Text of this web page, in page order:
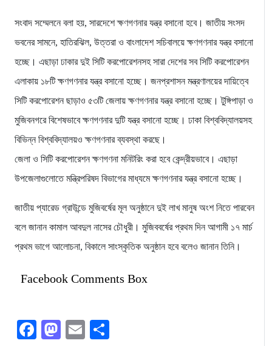
সংবাদ সম্মেলনে বলা হয়, সারদেশে ক্ষণগণনার যন্ত্র বসানো হবে। জাতীয় সংসদ
ভবনের সামনে, হাতিরঝিল, উত্তরা ও বাংলাদেশ সচিবালয়ে ক্ষণগণনার যন্ত্র বসানো
হচ্ছে। এছাড়া ঢাকার দুই সিটি করপোরেশনসহ সারা দেশের সব সিটি করপোরেশন
এলাকায় ১৮টি ক্ষণগণনার যন্ত্র বসানো হচ্ছে। জনপ্রশাসন মন্ত্রণালয়ের দায়িত্বে
সিটি করপোরেশন ছাড়াও ৫৩টি জেলায় ক্ষণগণনার যন্ত্র বসানো হচ্ছে। টুঙ্গিপাড়া ও
মুজিবনগরে বিশেষভাবে ক্ষণগণনার দুটি যন্ত্র বসানো হচ্ছে। ঢাকা বিশ্ববিদ্যালয়সহ
বিভিন্ন বিশ্ববিদ্যালয়ও ক্ষণগণনার ব্যবস্থা করছে।
জেলা ও সিটি করপোরেশন ক্ষণগণনা মনিটরিং করা হবে কেন্দ্রীয়ভাবে। এছাড়া
উপজেলাগুলোতে মন্ত্রিপরিষদ বিভাগের মাধ্যমে ক্ষণগণনার যন্ত্র বসানো হচ্ছে।
জাতীয় প্যারেড গ্রাউন্ডে মুজিবর্ষের মূল অনুষ্ঠানে দুই লাখ মানুষ অংশ নিতে পারবেন
বলে জানান কামাল আবদুল নাসের চৌধুরী। মুজিববর্ষের প্রথম দিন আগামী ১৭ মার্চ
প্রথম ভাগে আলোচনা, বিকালে সাংস্কৃতিক অনুষ্ঠান হবে বলেও জানান তিনি।
Facebook Comments Box
Facebook
Mastodon
Email